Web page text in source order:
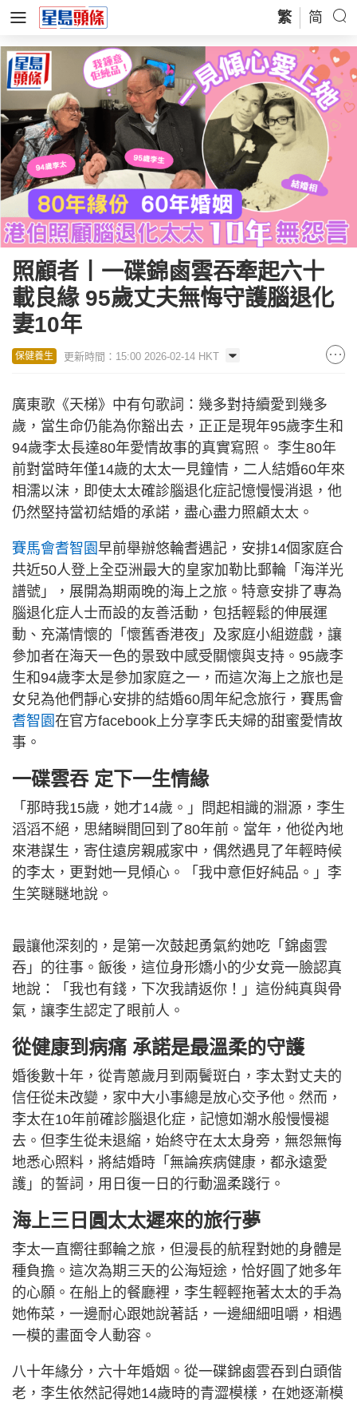
繁 简
照顧者丨一碟錦鹵雲吞牽起六十
載良緣 95歲丈夫無悔守護腦退化
妻10年
保健養生 更新時間：15:00 2026-02-14 HKT
廣東歌《天梯》中有句歌詞：幾多對持續愛到幾多
歲，當生命仍能為你豁出去，正正是現年95歲李生和
94歲李太長達80年愛情故事的真實寫照。 李生80年
前對當時年僅14歲的太太一見鐘情，二人結婚60年來
相濡以沫，即使太太確診腦退化症記憶慢慢消退，他
仍然堅持當初結婚的承諾，盡心盡力照顧太太。
賽馬會耆智園早前舉辦悠輪耆遇記，安排14個家庭合
共近50人登上全亞洲最大的皇家加勒比郵輪「海洋光
譜號」，展開為期兩晚的海上之旅。特意安排了專為
腦退化症人士而設的友善活動，包括輕鬆的伸展運
動、充滿情懷的「懷舊香港夜」及家庭小組遊戲，讓
參加者在海天一色的景致中感受關懷與支持。95歲李
生和94歲李太是參加家庭之一，而這次海上之旅也是
女兒為他們靜心安排的結婚60周年紀念旅行，賽馬會
耆智園在官方facebook上分享李氏夫婦的甜蜜愛情故
事。
一碟雲吞 定下一生情緣
「那時我15歲，她才14歲。」問起相識的淵源，李生
滔滔不絕，思緒瞬間回到了80年前。當年，他從內地
來港謀生，寄住遠房親戚家中，偶然遇見了年輕時候
的李太，更對她一見傾心。「我中意佢好純品。」李
生笑瞇瞇地說。
最讓他深刻的，是第一次鼓起勇氣約她吃「錦鹵雲
吞」的往事。飯後，這位身形嬌小的少女竟一臉認真
地說：「我也有錢，下次我請返你！」這份純真與骨
氣，讓李生認定了眼前人。
從健康到病痛 承諾是最溫柔的守護
婚後數十年，從青蔥歲月到兩鬢斑白，李太對丈夫的
信任從未改變，家中大小事總是放心交予他。然而，
李太在10年前確診腦退化症，記憶如潮水般慢慢褪
去。但李生從未退縮，始終守在太太身旁，無怨無悔
地悉心照料，將結婚時「無論疾病健康，都永遠愛
護」的誓詞，用日復一日的行動溫柔踐行。
海上三日圓太太遲來的旅行夢
李太一直嚮往郵輪之旅，但漫長的航程對她的身體是
種負擔。這次為期三天的公海短途，恰好圓了她多年
的心願。在船上的餐廳裡，李生輕輕拖著太太的手為
她佈菜，一邊耐心跟她說著話，一邊細細咀嚼，相遇
一模的畫面令人動容。
八十年緣分，六十年婚姻。從一碟錦鹵雲吞到白頭偕
老，李生依然記得她14歲時的青澀模樣，在她逐漸模